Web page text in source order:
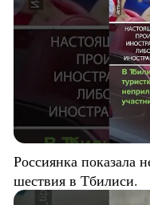
Россиянка показала
шествия в Тбилиси.